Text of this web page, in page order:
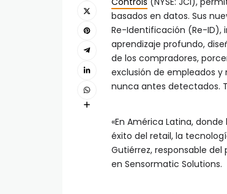
basados en datos. Sus
Re-Identificación (Re-ID),
aprendizaje profundo,
de los compradores,
exclusión de empleados
nunca antes detectados.
«En América Latina,
éxito del retail, la
Gutiérrez, responsable
en Sensormatic Solutions.